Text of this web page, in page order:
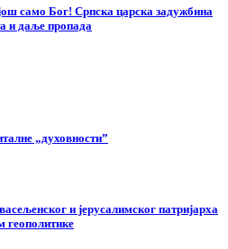
само Бог! Српска царска задужбина
и даље пропада
„духовности”
и јерусалимског патријарха
геополитике